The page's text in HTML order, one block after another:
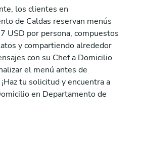
los clientes en
de Caldas reservan menús
USD por persona, compuestos
y compartiendo alrededor
con su Chef a Domicilio
el menú antes de
tu solicitud y encuentra a
en Departamento de